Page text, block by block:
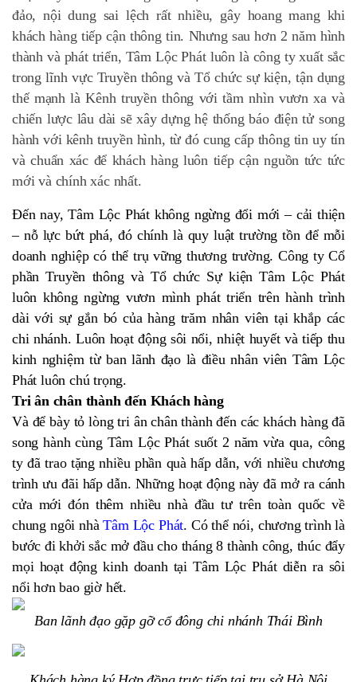
đảo, nội dung sai lệch rất nhiều, gây hoang mang khi
khách hàng tiếp cận thông tin. Nhưng sau hơn 2 năm hình
thành và phát triển, Tâm Lộc Phát luôn là công ty xuất sắc
trong lĩnh vực Truyền thông và Tổ chức sự kiện, tận dụng
thế mạnh là Kênh truyền thông với tầm nhìn vươn xa và
chiến lược lâu dài sẽ xây dựng hệ thống báo điện tử song
hành với kênh truyền hình, từ đó cung cấp thông tin uy tín
và chuẩn xác để khách hàng luôn tiếp cận nguồn tức tức
mới và chính xác nhất.
Đến nay, Tâm Lộc Phát không ngừng đổi mới – cải thiện
– nỗ lực bứt phá, đó chính là quy luật trường tồn để mỗi
doanh nghiệp có thể trụ vững thương trường. Công ty Cổ
phần Truyền thông và Tổ chức Sự kiện Tâm Lộc Phát
luôn không ngừng vươn mình phát triển trên hành trình
dài với sự gắn bó của hàng trăm nhân viên tại khắp các
chi nhánh. Luôn hoạt động sôi nổi, nhiệt huyết và tiếp thu
kinh nghiệm từ ban lãnh đạo là điều nhân viên Tâm Lộc
Phát luôn chú trọng.
Tri ân chân thành đến Khách hàng
Và để bày tỏ lòng tri ân chân thành đến các khách hàng đã
song hành cùng Tâm Lộc Phát suốt 2 năm vừa qua, công
ty đã trao tặng nhiều phần quà hấp dẫn, với nhiều chương
trình ưu đãi hấp dẫn. Những hoạt động này đã mở ra cánh
cửa mới đón thêm nhiều nhà đầu tư trên toàn quốc về
chung ngôi nhàTâm Lộc Phát. Có thể nói, chương trình là
bước đi khởi sắc mở đầu cho tháng 8 thành công, thúc đẩy
mọi hoạt động kinh doanh tại Tâm Lộc Phát diễn ra sôi
nổi hơn bao giờ hết.
Ban lãnh đạo gặp gỡ cổ đông chi nhánh Thái Bình